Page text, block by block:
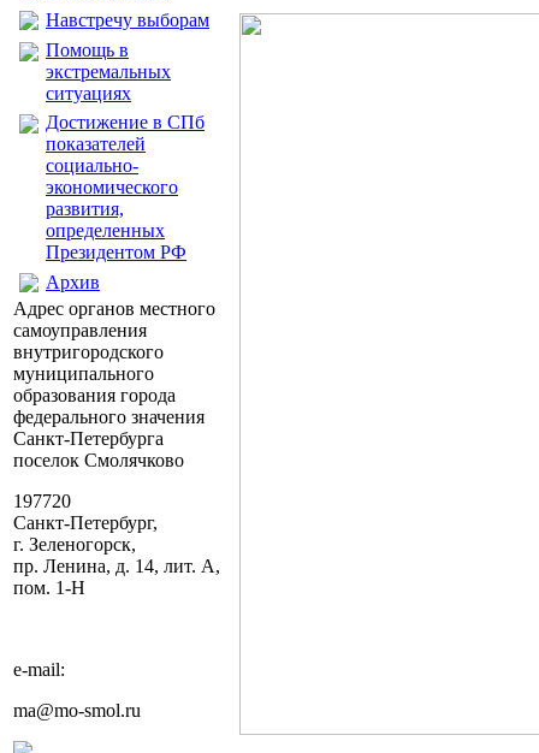
Навстречу выборам
Помощь в
экстремальных
ситуациях
Достижение в СПб
показателей
социально-
экономического
развития,
определенных
Президентом РФ
Архив
Адрес органов местного
самоуправления
внутригородского
муниципального
образования города
федерального значения
Санкт-Петербурга
поселок Смолячково
197720
Санкт-Петербург,
г. Зеленогорск,
пр. Ленина, д. 14, лит. А,
пом. 1-Н
e-mail:
ma@mo-smol.ru